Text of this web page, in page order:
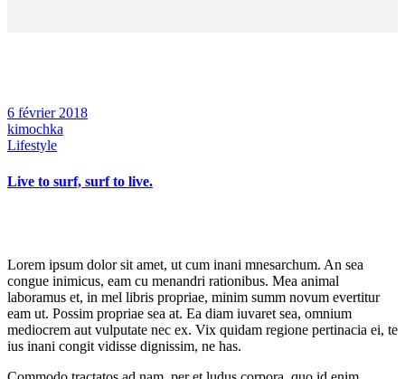
6 février 2018
kimochka
Lifestyle
Live to surf, surf to live.
Lorem ipsum dolor sit amet, ut cum inani mnesarchum. An sea
congue inimicus, eam cu menandri rationibus. Mea animal
laboramus et, in mel libris propriae, minim summ novum evertitur
eam ut. Possim propriae sea at. Ea diam iuvaret sea, omnium
mediocrem aut vulputate nec ex. Vix quidam regione pertinacia ei, te
ius inani congit vidisse dignissim, ne has.